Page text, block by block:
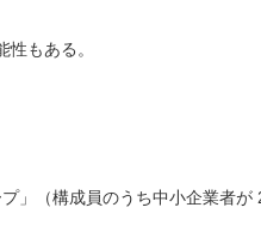
もある。
」（構成員のうち中小企業者